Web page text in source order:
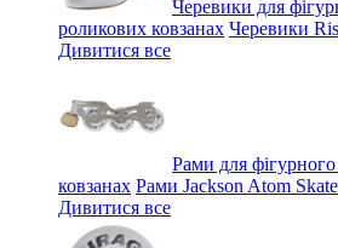
Черевики для
роликових ковзанах Черевики
Дивитися все
Рами для
ковзанах Рами Jackson Atom
Дивитися все